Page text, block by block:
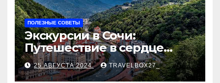
ПОЛЕЗНЫЕ СОВЕТЫ
Экскурсии в Сочи:
Путешествие в сердце
Черноморского курорта
25 АВГУСТА 2024 TRAVELBOX27_